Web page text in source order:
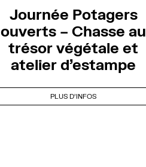
Journée Potagers
ouverts – Chasse au
trésor végétale et
atelier d’estampe
PLUS D'INFOS